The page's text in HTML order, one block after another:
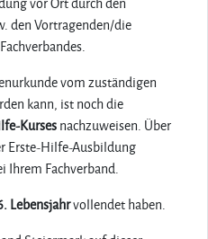
den Vortragenden/die
vom zuständigen
kann, ist noch die
Kursesnachzuweisen. Über
Erste-Hilfe-Ausbildung
Ihrem Fachverband.
Lebensjahrvollendet haben.